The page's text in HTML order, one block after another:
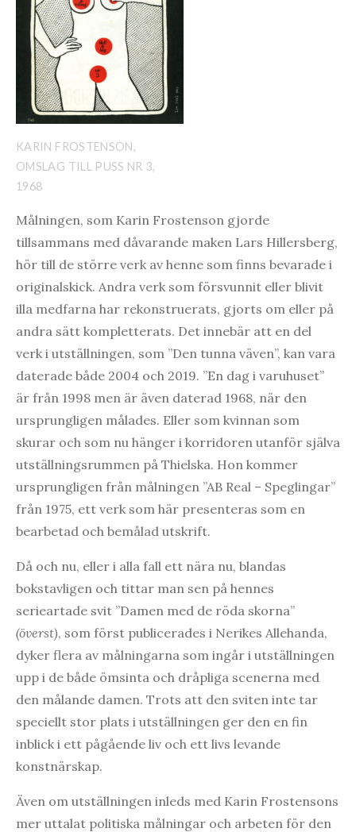
KARIN FROSTENSON,
OMSLAG TILL PUSS NR 3,
1968
Målningen, som Karin Frostenson gjorde
tillsammans med dåvarande maken Lars Hillersberg,
hör till de större verk av henne som finns bevarade i
originalskick. Andra verk som försvunnit eller blivit
illa medfarna har rekonstruerats, gjorts om eller på
andra sätt kompletterats. Det innebär att en del
verk i utställningen, som ”Den tunna väven”, kan vara
daterade både 2004 och 2019. ”En dag i varuhuset”
är från 1998 men är även daterad 1968, när den
ursprungligen målades. Eller som kvinnan som
skurar och som nu hänger i korridoren utanför själva
utställningsrummen på Thielska. Hon kommer
ursprungligen från målningen ”AB Real – Speglingar”
från 1975, ett verk som här presenteras som en
bearbetad och bemålad utskrift.
Då och nu, eller i alla fall ett nära nu, blandas
bokstavligen och tittar man sen på hennes
serieartade svit ”Damen med de röda skorna”
(överst), som först publicerades i Nerikes Allehanda,
dyker flera av målningarna som ingår i utställningen
upp i de både ömsinta och dråpliga scenerna med
den målande damen. Trots att den sviten inte tar
speciellt stor plats i utställningen ger den en fin
inblick i ett pågående liv och ett livs levande
konstnärskap.
Även om utställningen inleds med Karin Frostensons
mer uttalat politiska målningar och arbeten för den